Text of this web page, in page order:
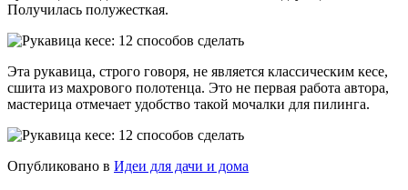
Получилась полужесткая.
Эта рукавица, строго говоря, не является классическим кесе,
сшита из махрового полотенца. Это не первая работа автора,
мастерица отмечает удобство такой мочалки для пилинга.
Опубликовано в Идеи для дачи и дома